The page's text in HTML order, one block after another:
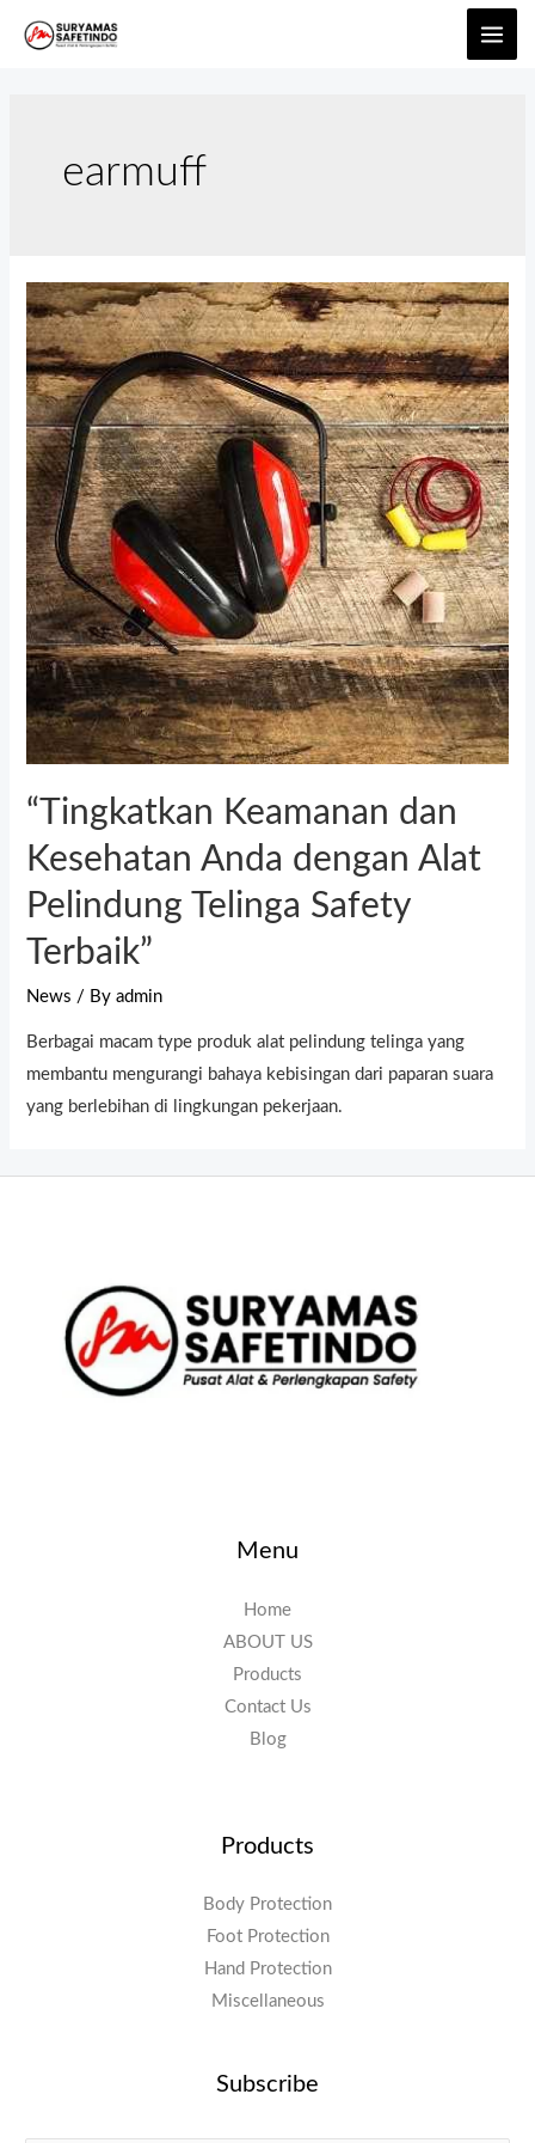
earmuff
“Tingkatkan Keamanan dan
Kesehatan Anda dengan Alat
Pelindung Telinga Safety
Terbaik”
News / Byadmin
Berbagai macam type produk alat pelindung telinga yang
membantu mengurangi bahaya kebisingan dari paparan suara
yang berlebihan di lingkungan pekerjaan.
Menu
Home
ABOUT US
Products
Contact Us
Blog
Products
Body Protection
Foot Protection
Hand Protection
Miscellaneous
Subscribe